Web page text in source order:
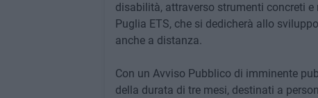
disabilità, attraverso strumenti concreti
Puglia ETS, che si dedicherà allo
anche a distanza.
Con un Avviso Pubblico di imminente
della durata di tre mesi, destinati a